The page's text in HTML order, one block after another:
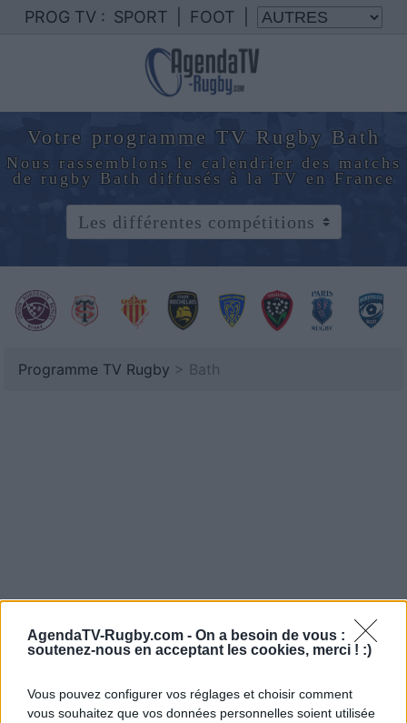
AgendaTV-Rugby.com - On a besoin de vous :
soutenez-nous en acceptant les cookies, merci ! :)
Vous pouvez configurer vos réglages et choisir comment
vous souhaitez que vos données personnelles soient utilisée
PROG TV : SPORT FOOT
Votre programme TV Rugby Bath
Nous rassemblons le calendrier des matchs
de rugby Bath diffusés à la TV en France
Programme TV Rugby > Bath